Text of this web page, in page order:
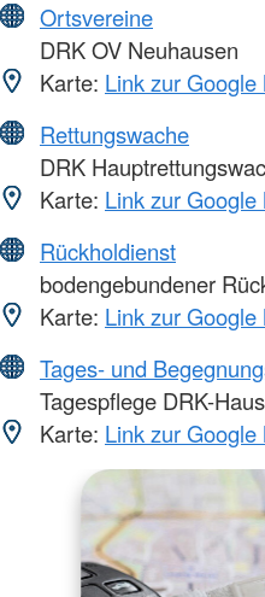
Ortsvereine
DRK OV Neuhausen
Karte: Link zur
Rettungswache
DRK
Karte: Link zur
Rückholdienst
bodengebundener
Karte: Link zur
Tages- und
Tagespflege DRK-
Karte: Link zur